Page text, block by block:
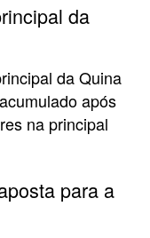
da
da Quina
após
na principal
para a